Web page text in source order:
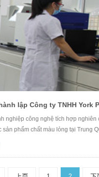
nghiệp công nghệ tích hợp nghiên
sản phẩm chất màu lỏng tại Trung